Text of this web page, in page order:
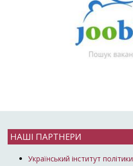
НАШІ ПАРТНЕРИ
Український інститут політики